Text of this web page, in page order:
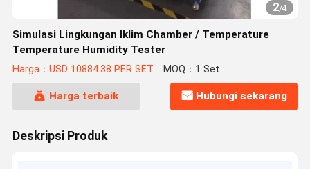
2/4
Simulasi Lingkungan Iklim Chamber / Temperature
Temperature Humidity Tester
Harga：USD 10884.38 PER SET MOQ：1 Set
Harga terbaik Hubungi sekarang
Deskripsi Produk